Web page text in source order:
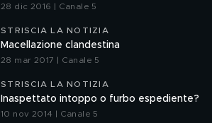
28 dic 2016 | Canale 5
STRISCIA LA NOTIZIA
Macellazione clandestina
28 mar 2017 | Canale 5
STRISCIA LA NOTIZIA
Inaspettato intoppo o furbo espediente?
10 nov 2014 | Canale 5